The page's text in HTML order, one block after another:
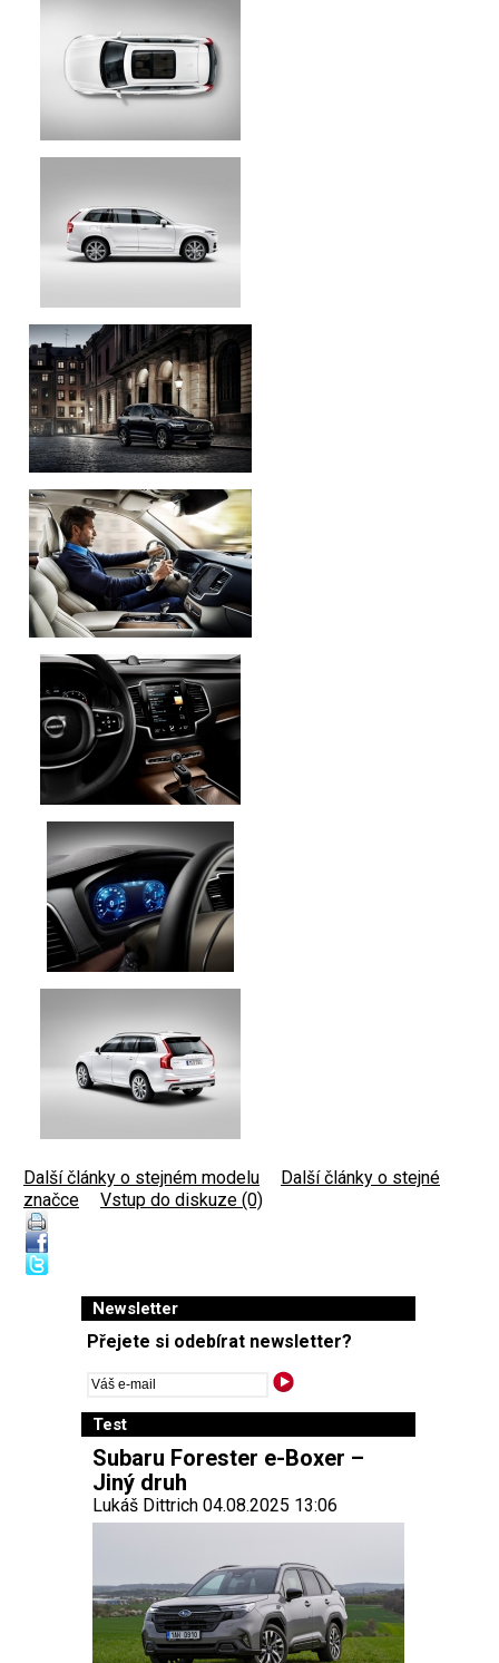
Další články o stejném modelu
Další články o stejné
značce
Vstup do diskuze (0)
Newsletter
Přejete si odebírat newsletter?
Test
Subaru Forester e-Boxer –
Jiný druh
Lukáš Dittrich 04.08.2025 13:06